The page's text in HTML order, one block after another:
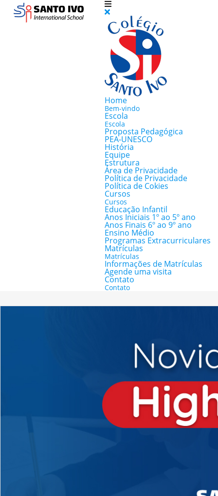
Home
Bem-vindo
Escola
Escola
Proposta Pedagógica
PEA-UNESCO
História
Equipe
Estrutura
Área de Privacidade
Política de Privacidade
Política de Cokies
Cursos
Cursos
Educação Infantil
Anos Iniciais 1º ao 5º ano
Anos Finais 6º ao 9º ano
Ensino Médio
Programas Extracurriculares
Matrículas
Matrículas
Informações de Matrículas
Agende uma visita
Contato
Contato